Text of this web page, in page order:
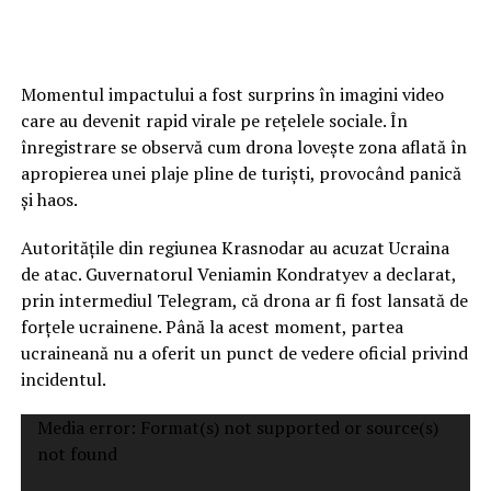
Momentul impactului a fost surprins în imagini video
care au devenit rapid virale pe rețelele sociale. În
înregistrare se observă cum drona lovește zona aflată în
apropierea unei plaje pline de turiști, provocând panică
și haos.
Autoritățile din regiunea Krasnodar au acuzat Ucraina
de atac. Guvernatorul Veniamin Kondratyev a declarat,
prin intermediul Telegram, că drona ar fi fost lansată de
forțele ucrainene. Până la acest moment, partea
ucraineană nu a oferit un punct de vedere oficial privind
incidentul.
Video
Player
Media error: Format(s) not supported or source(s)
not found